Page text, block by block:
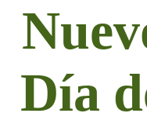
Día